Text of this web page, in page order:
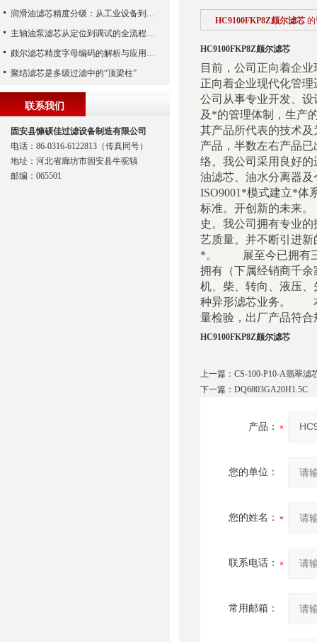
HC9100FKP8Z颇尔滤芯
HC9100FKP8Z颇尔滤芯
目前，公司正向着企
正向着企业现代化管
公司从事专业开发、
及*的管理体制，生产
其产品所代表的技术
产品，半数左右产品
络。我公司采用良好
油滤芯、油水分离器
ISO9001*模式建立*体
标准。开创新的未来
史。我公司拥有专业
艺质量。并不断引进
*。 展至今已拥有三
拥有（下属经销商千
机、柴、转向、液压
种异形滤芯业务。 本
量检验，出厂产品符
HC9100FKP8Z颇尔滤芯
上一篇： CS-100-P10-A翡翠滤
下一篇： DQ6803GA20H1.5C
产品：
您的单位：
您的姓名：
联系电话：
常用邮箱：
润滑油滤芯精度分级：从工业设备到精密系统的过滤密码
主轴油泵滤芯从定位到调试的全流程解析
颇尔滤芯精度字母编码的解析与应用指南
聚结滤芯是多级过滤中的“顶梁柱”
联系我们
固安县慷硕佳过滤设备制造有限公司
电话：86-0316-6122813（传真同号）
地址：河北省廊坊市固安县牛驼镇
邮编：065501